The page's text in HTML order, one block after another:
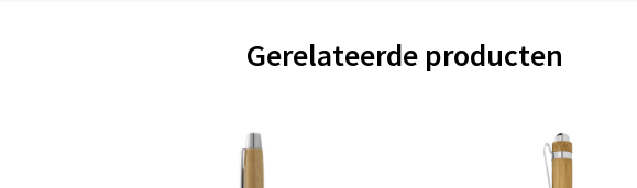
Gerelateerde producten